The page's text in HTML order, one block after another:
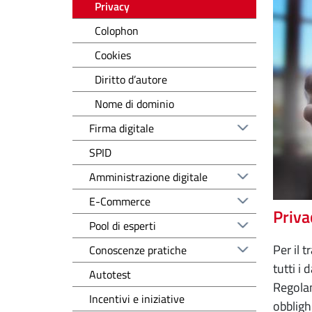
Per il
tutti i
Privacy
Colophon
Cookies
Diritto d’autore
Nome di dominio
Firma digitale
SPID
Amministrazione digitale
E-Commerce
Pool di esperti
Conoscenze pratiche
Autotest
Incentivi e iniziative